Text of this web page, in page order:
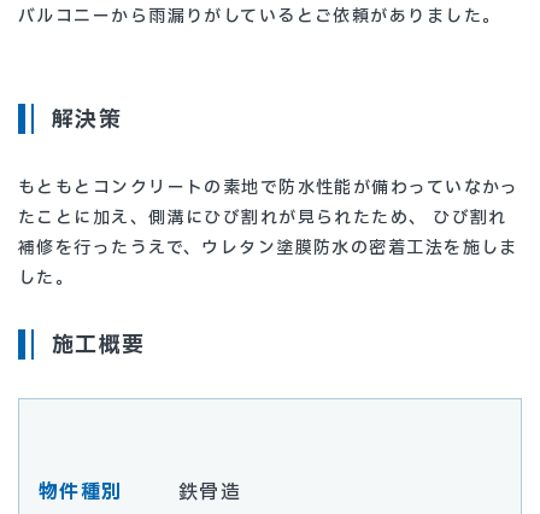
バルコニーから雨漏りがしているとご依頼がありました。
解決策
もともとコンクリートの素地で防水性能が備わっていなかっ
たことに加え、側溝にひび割れが見られたため、 ひび割れ
補修を行ったうえで、ウレタン塗膜防水の密着工法を施しま
した。
施工概要
物件種別 鉄骨造